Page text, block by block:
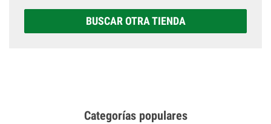
BUSCAR OTRA TIENDA
Categorías populares